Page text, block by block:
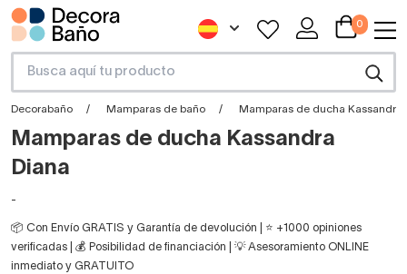
0
Decorabaño Mamparas de baño Mamparas de ducha Kassandra
Mamparas de ducha Kassandra
Diana
-
📦 Con Envío GRATIS y Garantía de devolución | ⭐ +1000 opiniones
verificadas | 💰 Posibilidad de financiación | 💡 Asesoramiento ONLINE
inmediato y GRATUITO